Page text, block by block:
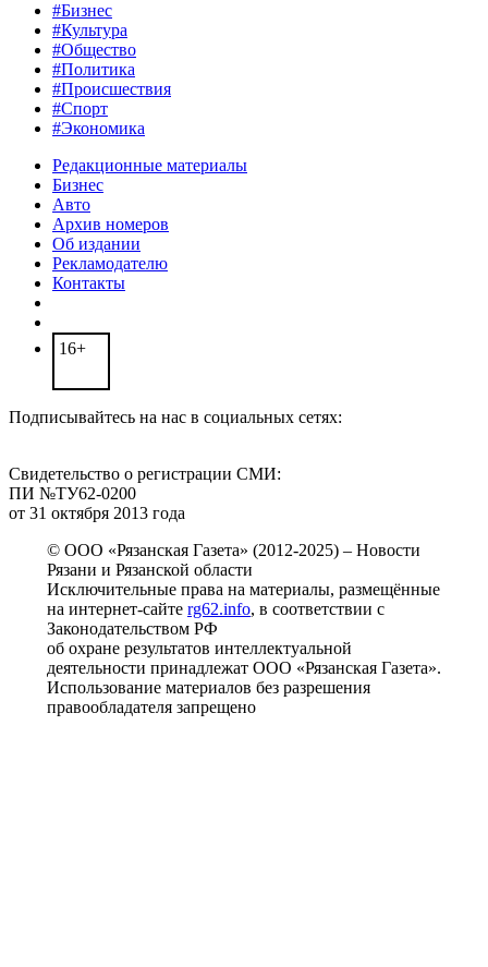
#Бизнес
#Культура
#Общество
#Политика
#Происшествия
#Спорт
#Экономика
Редакционные материалы
Бизнес
Авто
Архив номеров
Об издании
Рекламодателю
Контакты
16+
Подписывайтесь на нас в социальных сетях:
Свидетельство о регистрации СМИ:
ПИ №ТУ62-0200
от 31 октября 2013 года
© ООО «Рязанская Газета» (2012-2025) – Новости
Рязани и Рязанской области
Исключительные права на материалы, размещённые
на интернет-сайте rg62.info, в соответствии с
Законодательством РФ
об охране результатов интеллектуальной
деятельности принадлежат ООО «Рязанская Газета».
Использование материалов без разрешения
правообладателя запрещено